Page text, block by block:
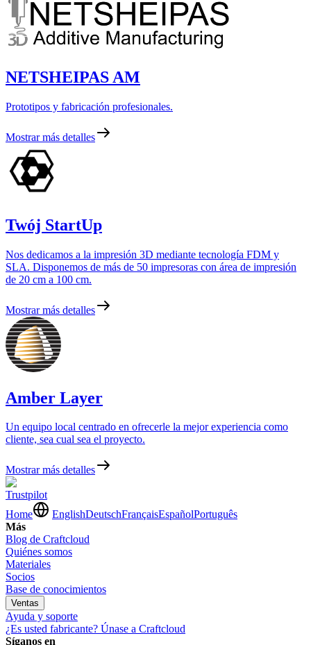
NETSHEIPAS AM
Prototipos y fabricación profesionales.
Mostrar más detalles
Twój StartUp
Nos dedicamos a la impresión 3D mediante tecnología FDM y
SLA. Disponemos de más de 50 impresoras con área de impresión
de 20 cm a 100 cm.
Mostrar más detalles
Amber Layer
Un equipo local centrado en ofrecerle la mejor experiencia como
cliente, sea cual sea el proyecto.
Mostrar más detalles
Trustpilot
Home
EnglishDeutschFrançaisEspañolPortuguês
Más
Blog de Craftcloud
Quiénes somos
Materiales
Socios
Base de conocimientos
Ventas
Ayuda y soporte
¿Es usted fabricante? Únase a Craftcloud
Síganos en